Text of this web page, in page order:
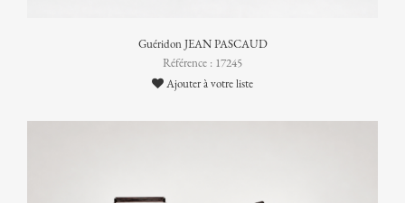
Guéridon JEAN PASCAUD
Référence : 17245
Ajouter à votre liste